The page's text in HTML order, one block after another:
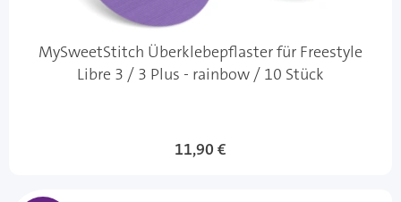
MySweetStitch Überklebepflaster für Freestyle
Libre 3 / 3 Plus - rainbow / 10 Stück
11,90 €